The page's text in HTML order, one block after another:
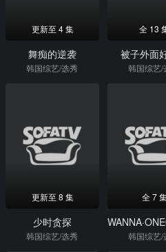
更新至 4 集
舞痴的逆袭
韩国综艺/选秀
全 13
被子外面
韩国综艺/
更新至 8 集
少时贪探
韩国综艺/选秀
全 7
韩国综艺/